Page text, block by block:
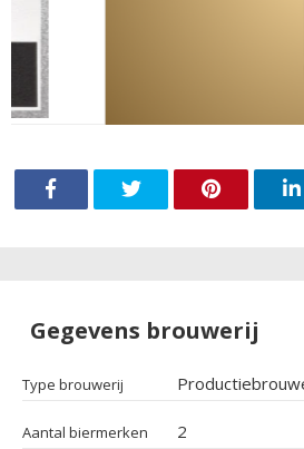
Gegevens brouwerij
Type brouwerij
Aantal biermerken 2